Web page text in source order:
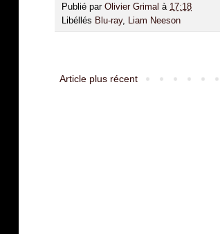
Publié par Olivier Grimal à 17:18
Libéllés Blu-ray, Liam Neeson
Article plus récent